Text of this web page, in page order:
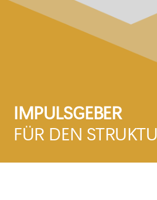
IMPULSGEBER
FÜR DEN